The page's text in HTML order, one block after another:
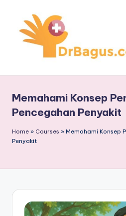
content
Memahami Konsep
Pencegahan Penyakit
Home » Courses » Memahami Konsep
Penyakit